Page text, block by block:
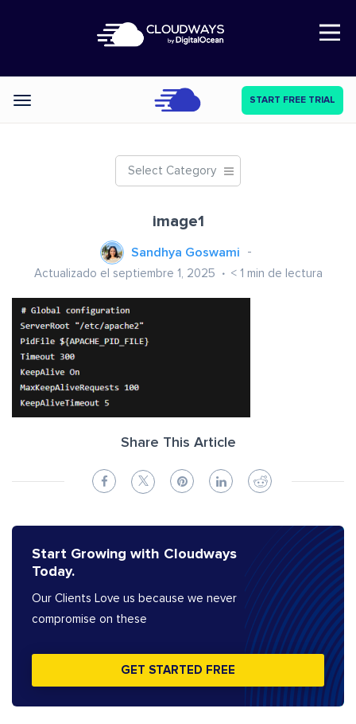
Open Nav
Categories START FREE TRIAL
Select Category
image1
Sandhya Goswami
Actualizado el septiembre 1, 2025 < 1 min de lectura
Share This Article
Start Growing with Cloudways
Today.
Our Clients Love us because we never
compromise on these
GET STARTED FREE